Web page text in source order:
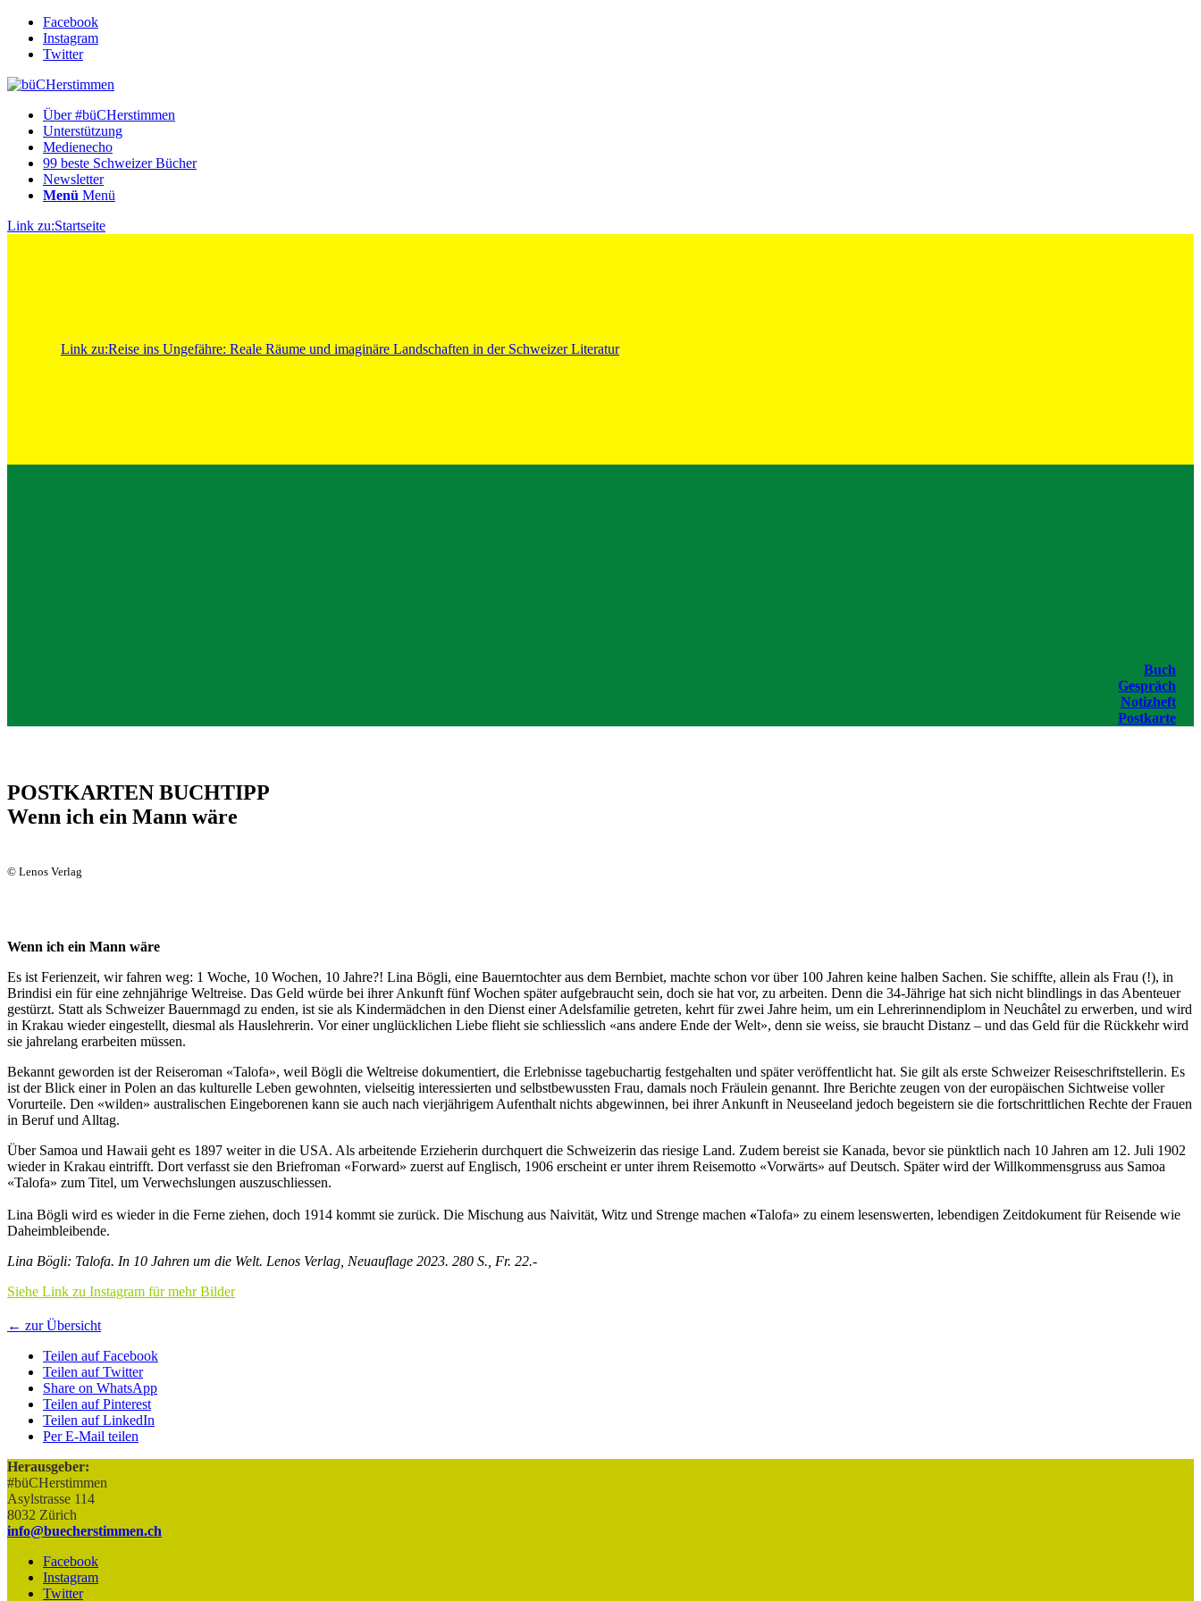
Facebook
Instagram
Twitter
Über #büCHerstimmen
Unterstützung
Medienecho
99 beste Schweizer Bücher
Newsletter
Menü Menü
Link zu:Startseite
Link zu:Reise ins Ungefähre: Reale Räume und imaginäre Landschaften in der Schweizer Literatur
Buch
Gespräch
Notizheft
Postkarte
POSTKARTEN BUCHTIPP
Wenn ich ein Mann wäre
© Lenos Verlag
Wenn ich ein Mann wäre
Es ist Ferienzeit, wir fahren weg: 1 Woche, 10 Wochen, 10 Jahre?! Lina Bögli, eine Bauerntochter aus dem Bernbiet, machte schon vor über 100 Jahren keine halben Sachen. Sie schiffte, allein als Frau (!), in
Brindisi ein für eine zehnjährige Weltreise. Das Geld würde bei ihrer Ankunft fünf Wochen später aufgebraucht sein, doch sie hat vor, zu arbeiten. Denn die 34-Jährige hat sich nicht blindlings in das Abenteuer
gestürzt. Statt als Schweizer Bauernmagd zu enden, ist sie als Kindermädchen in den Dienst einer Adelsfamilie getreten, kehrt für zwei Jahre heim, um ein Lehrerinnendiplom in Neuchâtel zu erwerben, und wird
in Krakau wieder eingestellt, diesmal als Hauslehrerin. Vor einer unglücklichen Liebe flieht sie schliesslich «ans andere Ende der Welt», denn sie weiss, sie braucht Distanz – und das Geld für die Rückkehr wird
sie jahrelang erarbeiten müssen.
Bekannt geworden ist der Reiseroman «Talofa», weil Bögli die Weltreise dokumentiert, die Erlebnisse tagebuchartig festgehalten und später veröffentlicht hat. Sie gilt als erste Schweizer Reiseschriftstellerin. Es
ist der Blick einer in Polen an das kulturelle Leben gewohnten, vielseitig interessierten und selbstbewussten Frau, damals noch Fräulein genannt. Ihre Berichte zeugen von der europäischen Sichtweise voller
Vorurteile. Den «wilden» australischen Eingeborenen kann sie auch nach vierjährigem Aufenthalt nichts abgewinnen, bei ihrer Ankunft in Neuseeland jedoch begeistern sie die fortschrittlichen Rechte der Frauen
in Beruf und Alltag.
Über Samoa und Hawaii geht es 1897 weiter in die USA. Als arbeitende Erzieherin durchquert die Schweizerin das riesige Land. Zudem bereist sie Kanada, bevor sie pünktlich nach 10 Jahren am 12. Juli 1902
wieder in Krakau eintrifft. Dort verfasst sie den Briefroman «Forward» zuerst auf Englisch, 1906 erscheint er unter ihrem Reisemotto «Vorwärts» auf Deutsch. Später wird der Willkommensgruss aus Samoa
«Talofa» zum Titel, um Verwechslungen auszuschliessen.
Lina Bögli wird es wieder in die Ferne ziehen, doch 1914 kommt sie zurück. Die Mischung aus Naivität, Witz und Strenge machen «Talofa» zu einem lesenswerten, lebendigen Zeitdokument für Reisende wie
Daheimbleibende.
Lina Bögli: Talofa. In 10 Jahren um die Welt. Lenos Verlag, Neuauflage 2023. 280 S., Fr. 22.-
Siehe Link zu Instagram für mehr Bilder
← zur Übersicht
Teilen auf Facebook
Teilen auf Twitter
Share on WhatsApp
Teilen auf Pinterest
Teilen auf LinkedIn
Per E-Mail teilen
Herausgeber:
#büCHerstimmen
Asylstrasse 114
8032 Zürich
info@buecherstimmen.ch
Facebook
Instagram
Twitter